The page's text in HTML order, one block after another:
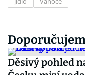
Děsivý pohled